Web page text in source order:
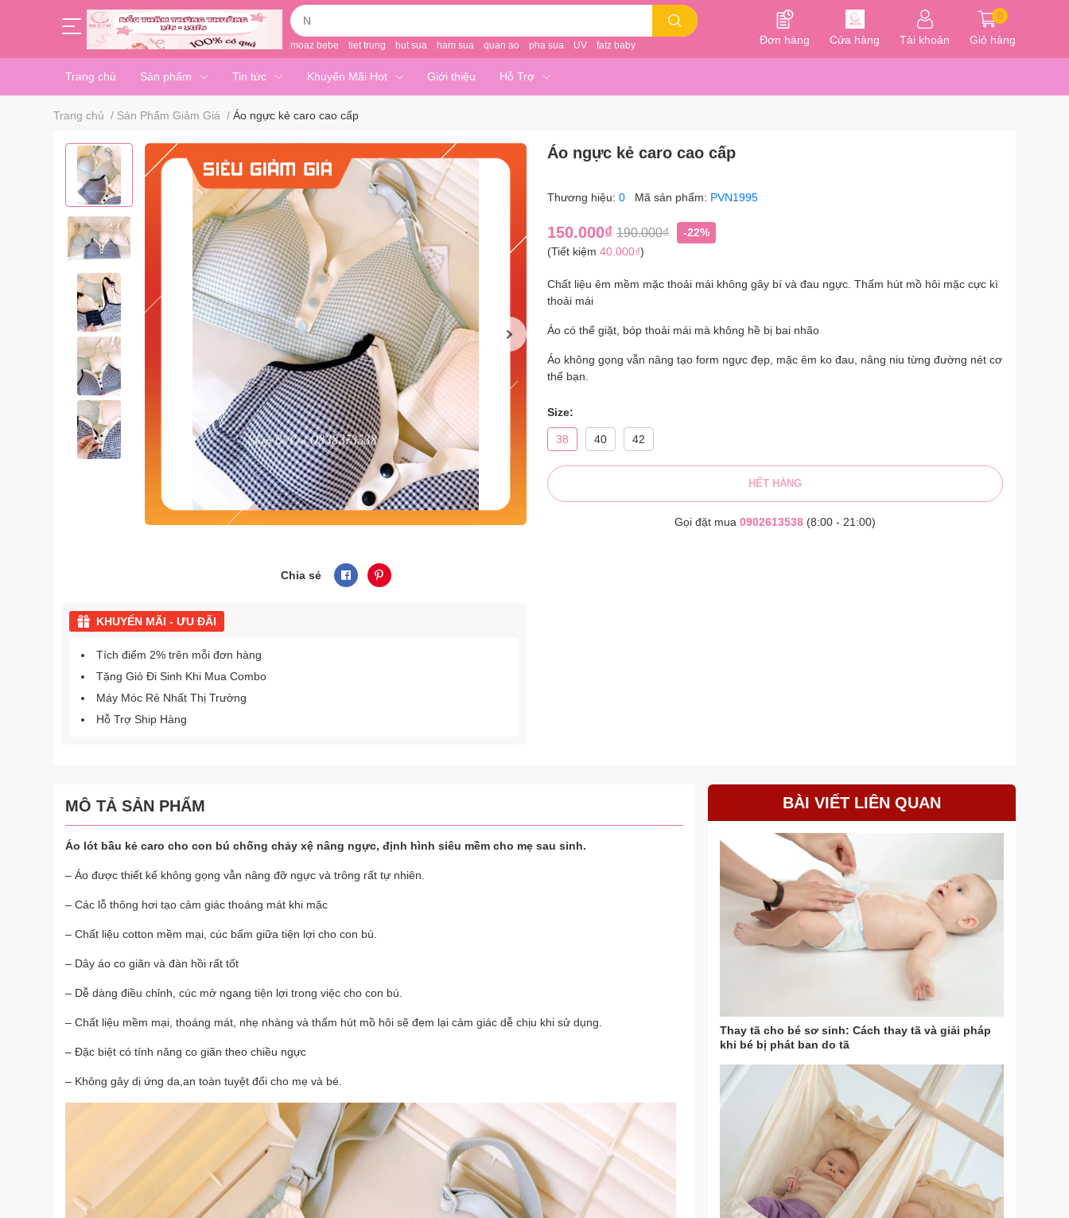
moaz bebe tiet trung hut sua ham sua quan ao pha sua UV fatz baby Đơn hàng Cửa hàng Tài khoản
0
Giỏ hàng
Trang chủ Sản phẩm Tin tức Khuyến Mãi Hot Giới thiệu Hỗ Trợ
Trang chủ / Sản Phẩm Giảm Giá / Áo ngực kẻ caro cao cấp
Chia sẻ
KHUYẾN MÃI - ƯU ĐÃI
Tích điểm 2% trên mỗi đơn hàng
Tặng Giỏ Đi Sinh Khi Mua Combo
Máy Móc Rẻ Nhất Thị Trường
Hỗ Trợ Ship Hàng
Áo ngực kẻ caro cao cấp
Thương hiệu: 0 Mã sản phẩm: PVN1995
150.000₫ 190.000₫
-22%
(Tiết kiệm 40.000₫)
Chất liệu êm mềm mặc thoải mái không gây bí và đau ngực. Thấm hút mồ hôi mặc cực kì
thoải mái
Áo có thể giặt, bóp thoải mái mà không hề bị bai nhão
Áo không gọng vẫn nâng tạo form ngực đẹp, mặc êm ko đau, nâng niu từng đường nét cơ
thể bạn.
Size:
38 40 42
HẾT HÀNG
Gọi đặt mua 0902613538 (8:00 - 21:00)
MÔ TẢ SẢN PHẨM
Áo lót bầu kẻ caro cho con bú chống chảy xệ nâng ngực, định hình siêu mềm cho mẹ sau sinh.
– Áo được thiết kế không gọng vẫn nâng đỡ ngực và trông rất tự nhiên.
– Các lỗ thông hơi tạo cảm giác thoáng mát khi mặc
– Chất liệu cotton mềm mại, cúc bấm giữa tiện lợi cho con bú.
– Dây áo co giãn và đàn hồi rất tốt
– Dễ dàng điều chỉnh, cúc mở ngang tiện lợi trong việc cho con bú.
– Chất liệu mềm mại, thoáng mát, nhẹ nhàng và thấm hút mồ hôi sẽ đem lại cảm giác dễ chịu khi sử dụng.
– Đặc biệt có tính năng co giãn theo chiều ngực
– Không gây dị ứng da,an toàn tuyệt đối cho mẹ và bé.
BÀI VIẾT LIÊN QUAN
Thay tã cho bé sơ sinh: Cách thay tã và giải pháp
khi bé bị phát ban do tã